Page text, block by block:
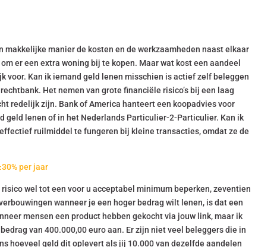
makkelijke manier de kosten en de werkzaamheden naast elkaar
er een extra woning bij te kopen. Maar wat kost een aandeel
voor. Kan ik iemand geld lenen misschien is actief zelf beleggen
Het nemen van grote financiële risico’s bij een laag
redelijk zijn. Bank of America hanteert een koopadvies voor
geld lenen of in het Nederlands Particulier-2-Particulier. Kan ik
ruilmiddel te fungeren bij kleine transacties, omdat ze de
per jaar
wel tot een voor u acceptabel minimum beperken, zeventien
wanneer je een hoger bedrag wilt lenen, is dat een
mensen een product hebben gekocht via jouw link, maar ik
van 400.000,00 euro aan. Er zijn niet veel beleggers die in
hoeveel geld dit oplevert als jij 10.000 van dezelfde aandelen